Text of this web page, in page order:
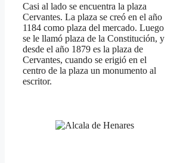
Casi al lado se encuentra la plaza
Cervantes. La plaza se creó en el año
1184 como plaza del mercado. Luego
se le llamó plaza de la Constitución, y
desde el año 1879 es la plaza de
Cervantes, cuando se erigió en el
centro de la plaza un monumento al
escritor.